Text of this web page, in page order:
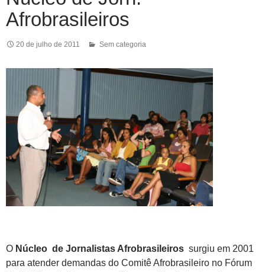
Afrobrasileiros
20 de julho de 2011 Sem categoria
O Núcleo de Jornalistas Afrobrasileiros surgiu em 2001
para atender demandas do Comitê Afrobrasileiro no Fórum